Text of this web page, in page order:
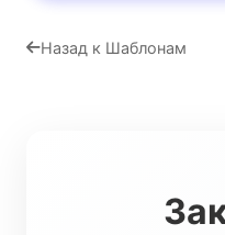
Назад к Шаблонам